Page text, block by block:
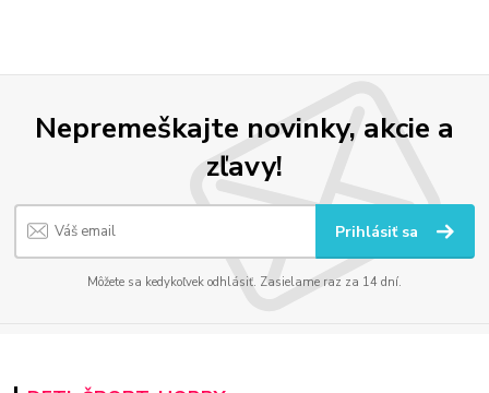
Nepremeškajte novinky, akcie a
zľavy!
Prihlásiť sa
Môžete sa kedykoľvek odhlásiť. Zasielame raz za 14 dní.